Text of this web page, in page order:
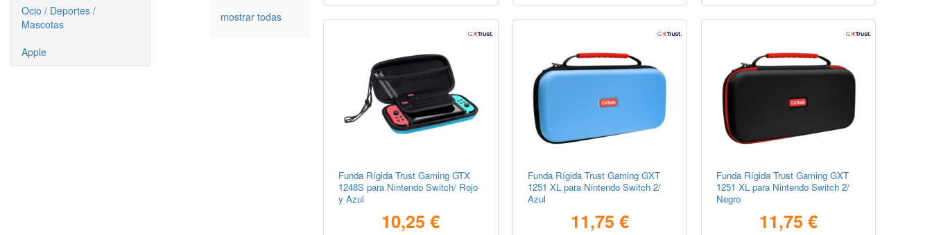
Ocio / Deportes /
Mascotas
Apple
mostrar todas
Funda Rígida Trust Gaming GTX
1248S para Nintendo Switch/ Rojo
y Azul
10,25 €
Funda Rígida Trust Gaming GXT
1251 XL para Nintendo Switch 2/
Azul
11,75 €
Funda Rígida Trust Gaming GXT
1251 XL para Nintendo Switch 2/
Negro
11,75 €